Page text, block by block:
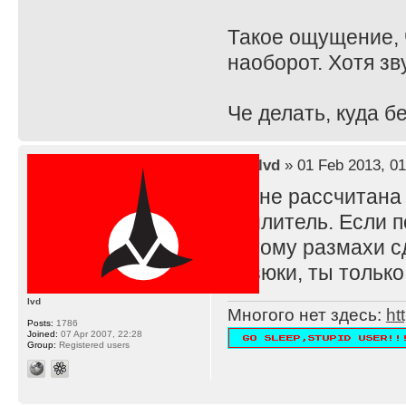
Такое ощущение,
наоборот. Хотя
Че делать, куда
lvd» 01 Feb 2013,
TS не
усилитель. Если
потому размахи
резюки, ты
Многого нет здесь:
lvd
Posts: 1786
Joined: 07 Apr 2007, 22:28
Group: Registered users